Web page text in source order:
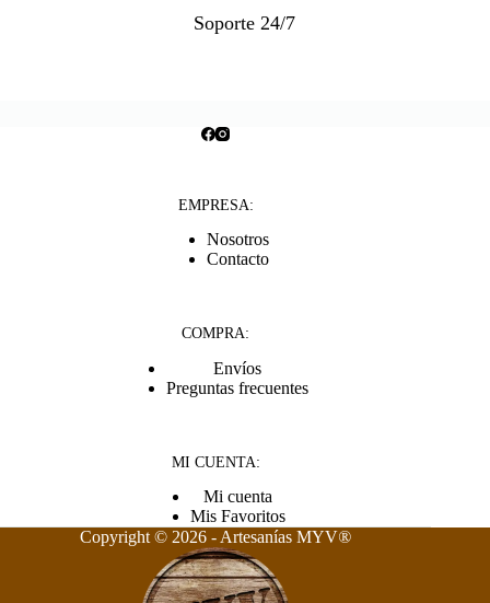
Soporte 24/7
EMPRESA:
Nosotros
Contacto
COMPRA:
Envíos
Preguntas frecuentes
MI CUENTA:
Mi cuenta
Mis Favoritos
Copyright © 2026 - Artesanías MYV®